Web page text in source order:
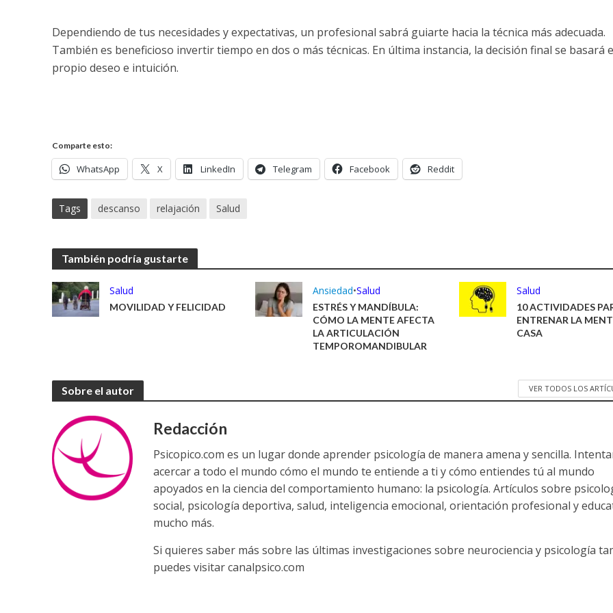
Dependiendo de tus necesidades y expectativas, un profesional sabrá guiarte hacia la técnica más adecuada.
También es beneficioso invertir tiempo en dos o más técnicas. En última instancia, la decisión final se basará
propio deseo e intuición.
Comparte esto:
WhatsApp X LinkedIn Telegram Facebook Reddit
Tags descanso relajación Salud
También podría gustarte
Salud
MOVILIDAD Y FELICIDAD
Ansiedad•Salud
ESTRÉS Y MANDÍBULA:
CÓMO LA MENTE AFECTA
LA ARTICULACIÓN
TEMPOROMANDIBULAR
Salud
10 ACTIVIDADES
ENTRENAR LA
CASA
Sobre el autor VER TODOS LOS
Redacción
Psicopico.com es un lugar donde aprender psicología de manera amena y sencilla.
acercar a todo el mundo cómo el mundo te entiende a ti y cómo entiendes tú al mundo
apoyados en la ciencia del comportamiento humano: la psicología. Artículos sobre
social, psicología deportiva, salud, inteligencia emocional, orientación profesional y
mucho más.
Si quieres saber más sobre las últimas investigaciones sobre neurociencia y psicología
puedes visitar canalpsico.com